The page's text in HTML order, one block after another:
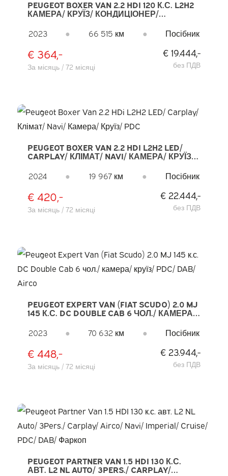
PEUGEOT BOXER VAN 2.2 HDI 120 К.С. L2H2
КАМЕРА/ КРУЇЗ/ КОНДИЦІОНЕР/
2023
● 66 515 км ● Посібник
€ 364,-
За місяць / 72 місяці
€ 19.444,-
без ПДВ
PEUGEOT BOXER VAN 2.2 HDI L2H2 LED/
CARPLAY/ КЛІМАТ/ NAVI/ КАМЕРА/ КРУЇЗ/
2024
● 19 967 км ● Посібник
€ 420,-
За місяць / 72 місяці
€ 22.444,-
без ПДВ
PEUGEOT EXPERT VAN (FIAT SCUDO) 2.0 MJ
145 К.С. DC DOUBLE CAB 6 ЧОЛ./ КАМЕРА/
2023
● 70 632 км ● Посібник
€ 448,-
За місяць / 72 місяці
€ 23.944,-
без ПДВ
PEUGEOT PARTNER VAN 1.5 HDI 130 К.С.
АВТ. L2 NL AUTO/ 3PERS./ CARPLAY/